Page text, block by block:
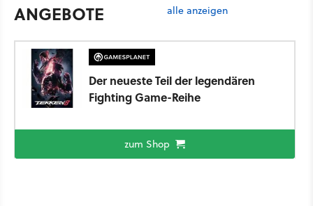
ANGEBOTE alle anzeigen
Der neueste Teil der legendären
Fighting Game-Reihe
zum Shop